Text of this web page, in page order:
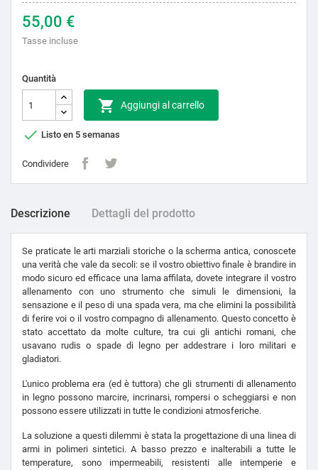
55,00 €
Tasse incluse
Quantità
 Aggiungi al carrello
 Listo en 5 semanas
Condividere
Descrizione Dettagli del prodotto
Se praticate le arti marziali storiche o la scherma antica, conoscete
una verità che vale da secoli: se il vostro obiettivo finale è brandire in
modo sicuro ed efficace una lama affilata, dovete integrare il vostro
allenamento con uno strumento che simuli le dimensioni, la
sensazione e il peso di una spada vera, ma che elimini la possibilità
di ferire voi o il vostro compagno di allenamento. Questo concetto è
stato accettato da molte culture, tra cui gli antichi romani, che
usavano rudis o spade di legno per addestrare i loro militari e
gladiatori.
L'unico problema era (ed è tuttora) che gli strumenti di allenamento
in legno possono marcire, incrinarsi, rompersi o scheggiarsi e non
possono essere utilizzati in tutte le condizioni atmosferiche.
La soluzione a questi dilemmi è stata la progettazione di una linea di
armi in polimeri sintetici. A basso prezzo e inalterabili a tutte le
temperature, sono impermeabili, resistenti alle intemperie e